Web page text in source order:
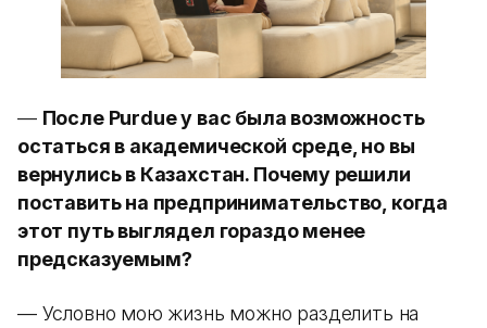
— После Purdue у вас была возможность
остаться в академической среде, но вы
вернулись в Казахстан. Почему решили
поставить на предпринимательство, когда
этот путь выглядел гораздо менее
предсказуемым?
— Условно мою жизнь можно разделить на